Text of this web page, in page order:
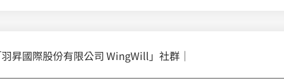
昇國際股份有限公司 WingWill」社群｜